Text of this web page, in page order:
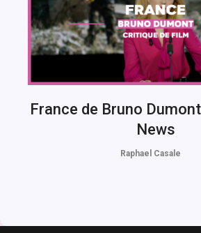
France de Bruno
News
Raphael Casale